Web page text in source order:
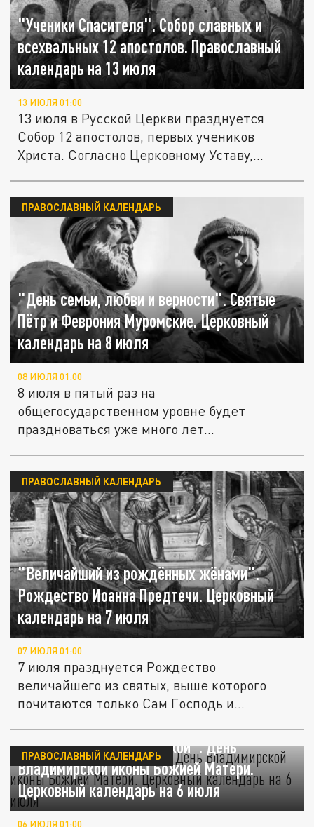
"Ученики Спасителя". Собор славных и
всехвальных 12 апостолов. Православный
календарь на 13 июля
13 ИЮЛЯ 01:00
13 июля в Русской Церкви празднуется
Собор 12 апостолов, первых учеников
Христа. Согласно Церковному Уставу,...
"День семьи, любви и верности". Святые
Пётр и Феврония Муромские. Церковный
календарь на 8 июля
ПРАВОСЛАВНЫЙ КАЛЕНДАРЬ
08 ИЮЛЯ 01:00
8 июля в пятый раз на
общегосударственном уровне будет
праздноваться уже много лет
"Величайший из рождённых жёнами".
Рождество Иоанна Предтечи. Церковный
календарь на 7 июля
ПРАВОСЛАВНЫЙ КАЛЕНДАРЬ
07 ИЮЛЯ 01:00
7 июля празднуется Рождество
величайшего из святых, выше которого
почитаются только Сам Господь и
"Защитница Земли Русской". День
Владимирской иконы Божией Матери.
Церковный календарь на 6 июля
ПРАВОСЛАВНЫЙ КАЛЕНДАРЬ
06 ИЮЛЯ 01:00